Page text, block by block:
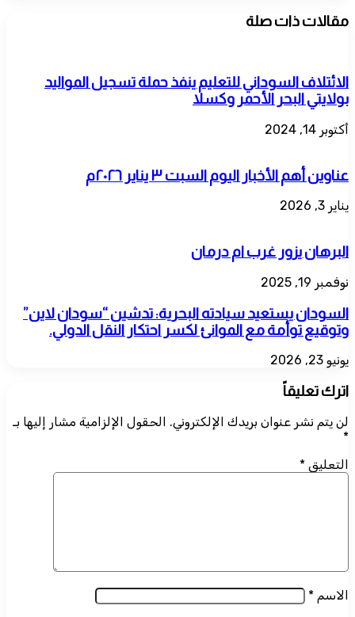
مقالات ذات صلة
الائتلاف السوداني للتعليم ينفذ حملة تسجيل المواليد
بولايتي البحر الأحمر وكسلا
أكتوبر 14, 2024
عناوين أهم الأخبار اليوم السبت ٣ يناير ٢٠٢٦م
يناير 3, 2026
البرهان يزور غرب ام درمان
نوفمبر 19, 2025
السودان يستعيد سيادته البحرية: تدشين “سودان لاين”
وتوقيع توأمة مع الموانئ لكسر احتكار النقل الدولي.
يونيو 23, 2026
اترك تعليقاً
لن يتم نشر عنوان بريدك الإلكتروني. الحقول الإلزامية مشار إليها بـ
*
التعليق *
الاسم *